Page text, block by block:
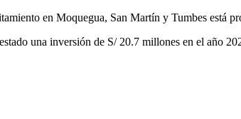
en Moquegua, San Martín y Tumbes está
una inversión de S/ 20.7 millones en el año